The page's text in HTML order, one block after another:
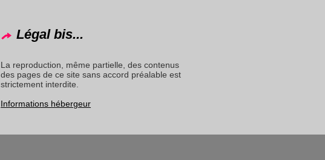
Légal bis...
La reproduction, même partielle, des contenus
des pages de ce site sans accord préalable est
strictement interdite.
Informations hébergeur